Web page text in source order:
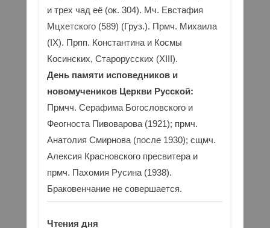
и трех чад её (ок. 304). Мч. Евстафия
Мцхетского (589) (Груз.). Прмч. Михаила
(IX). Прпп. Константина и Космы
Косинских, Старорусских (XIII).
День памяти исповедников и
новомучеников Церкви Русской:
Прмчч. Серафима Богословского и
Феогноста Пивоварова (1921); прмч.
Анатолия Смирнова (после 1930); сщмч.
Алексия Красновского пресвитера и
прмч. Пахомия Русина (1938).
Браковенчание не совершается.
Чтения дня